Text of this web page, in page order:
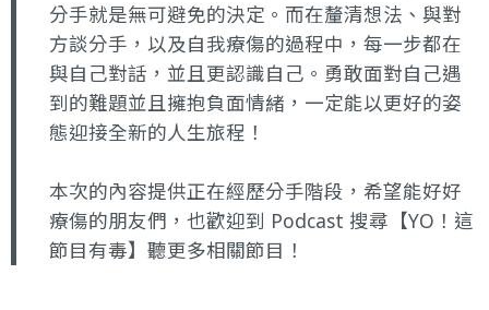
分手就是無可避免的決定。而在釐清想法、與對
方談分手，以及自我療傷的過程中，每一步都在
與自己對話，並且更認識自己。勇敢面對自己遇
到的難題並且擁抱負面情緒，一定能以更好的姿
態迎接全新的人生旅程！
本次的內容提供正在經歷分手階段，希望能好好
療傷的朋友們，也歡迎到 Podcast 搜尋【YO！這
節目有毒】聽更多相關節目！